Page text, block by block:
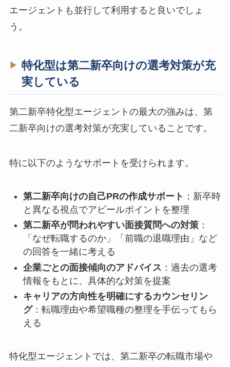
エージェントも並行して利用すると良いでしょ
う。
特化型は第二新卒向けの選考対策が充
実している
第二新卒特化型エージェントの最大の強みは、第
二新卒向けの選考対策が充実していることです。
特に以下のようなサポートを受けられます。
第二新卒向けの自己PRの作成サポート ：新卒時
と異なる視点でアピールポイントを整理
第二新卒が問われやすい面接質問への対策：
「なぜ転職するのか」「前職の退職理由」など
の回答を一緒に考える
企業ごとの面接傾向のアドバイス ：過去の選考
情報をもとに、具体的な対策を提案
キャリアの方向性を明確にするカウンセリン
グ：転職理由や希望職種の整理を手伝ってもら
える
特化型エージェントでは、第二新卒の転職市場や